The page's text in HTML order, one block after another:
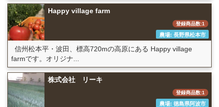
Happy village farm
登録商品数:1
農場: 長野県松本市
信州松本平・波田、標高720mの高原にある Happy village
farmです。オリジナ...
株式会社 リーキ
登録商品数:1
農場: 徳島県阿波市